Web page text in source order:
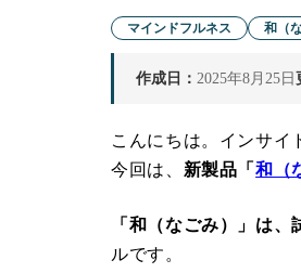
マインドフルネス 和（
作成日： 2025年8月25日
こんにちは。インサイ
今回は、 新製品「和（
「和（なごみ）」は
ルです。